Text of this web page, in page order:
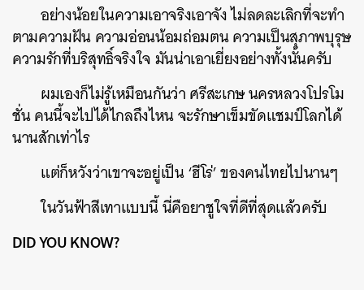
อย่างน้อยในความเอาจริงเอาจัง ไม่ลดละเลิกที่จะทำ
ตามความฝัน ความอ่อนน้อมถ่อมตน ความเป็นสุภาพบุรุษ
ความรักที่บริสุทธิ์จริงใจ มันน่าเอาเยี่ยงอย่างทั้งนั้นครับ
ผมเองก็ไม่รู้เหมือนกันว่า ศรีสะเกษ นครหลวงโปรโม
ชั่น คนนี้จะไปได้ไกลถึงไหน จะรักษาเข็มขัดแชมป์โลกได้
นานสักเท่าไร
แต่ก็หวังว่าเขาจะอยู่เป็น ‘ฮีโร่’ ของคนไทยไปนานๆ
ในวันฟ้าสีเทาแบบนี้ นี่คือยาชูใจที่ดีที่สุดแล้วครับ
DID YOU KNOW?